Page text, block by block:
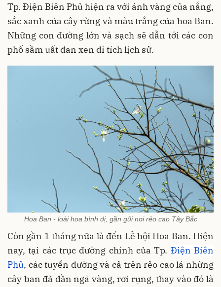
Tp. Điện Biên Phủ hiện ra với ánh vàng của nắng,
sắc xanh của cây rừng và màu trắng của hoa Ban.
Những con đường lớn và sạch sẽ dẫn tới các con
phố sầm uất đan xen di tích lịch sử.
Hoa Ban - loài hoa bình dị, gần gũi nơi rẻo cao Tây Bắc
Còn gần 1 tháng nữa là đến Lễ hội Hoa Ban. Hiện
nay, tại các trục đường chính của Tp. Điện Biên
Phủ, các tuyến đường và cả trên rẻo cao lá những
cây ban đã dần ngả vàng, rơi rụng, thay vào đó là